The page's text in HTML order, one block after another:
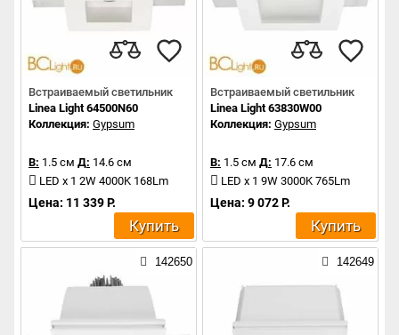
Встраиваемый светильник
Linea Light 64500N60
Коллекция: Gypsum
В: 1.5 см Д: 14.6 см
LED x 1 2W 4000K 168Lm
Цена: 11 339 Р.
Купить
Встраиваемый светильник
Linea Light 63830W00
Коллекция: Gypsum
В: 1.5 см Д: 17.6 см
LED x 1 9W 3000K 765Lm
Цена: 9 072 Р.
Купить
142650 142649